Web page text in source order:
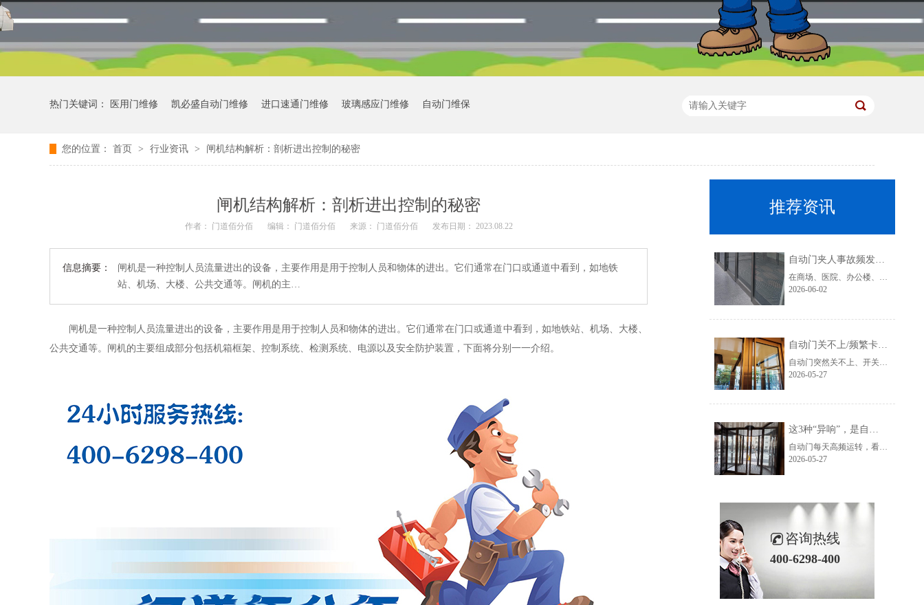
热门关键词： 医用门维修 凯必盛自动门维修 进口速通门维修 玻璃感应门维修 自动门维保
您的位置： 首页 > 行业资讯 > 闸机结构解析：剖析进出控制的秘密
闸机结构解析：剖析进出控制的秘密
作者： 门道佰分佰 编辑： 门道佰分佰 来源： 门道佰分佰 发布日期： 2023.08.22
信息摘要：
闸机是一种控制人员流量进出的设备，主要作用是用于控制人员和物体的进出。它们通常在门口或通道中看到，如地铁
站、机场、大楼、公共交通等。闸机的主…
闸机是一种控制人员流量进出的设备，主要作用是用于控制人员和物体的进出。它们通常在门口或通道中看到，如地铁站、机场、大楼、
公共交通等。闸机的主要组成部分包括机箱框架、控制系统、检测系统、电源以及安全防护装置，下面将分别一一介绍。
推荐资讯
自动门夹人事故频发？这2个防夹感应器，再忙也要每个月检查一次！
在商场、医院、办公楼、酒店以及地铁站等公共场所，自动门早已成为标配设施。它不仅提升了通行效率，也改善了整体环境体验。然而，近年来自动门夹人、撞人事故却时有发生，尤其是老人、儿童以及行动不便人士，更容易成为事故受害者。
2026-06-02
2026-05-27
这3种“异响”，是自动门电机罢工前的最后警告！
自动门每天高频运转，看似稳定，其实很多故障在彻底停机之前，都会提前发出“求救信号”。尤其是自动门电机，一旦出现异常异响，却被长期忽视，很可能导致整套门禁系统瘫痪，影响商场、医院、办公楼等场所正常运营。
2026-05-27
咨询热线
400-6298-400